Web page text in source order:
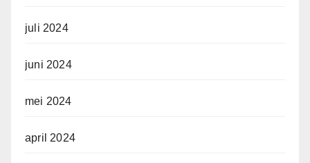
juli 2024
juni 2024
mei 2024
april 2024